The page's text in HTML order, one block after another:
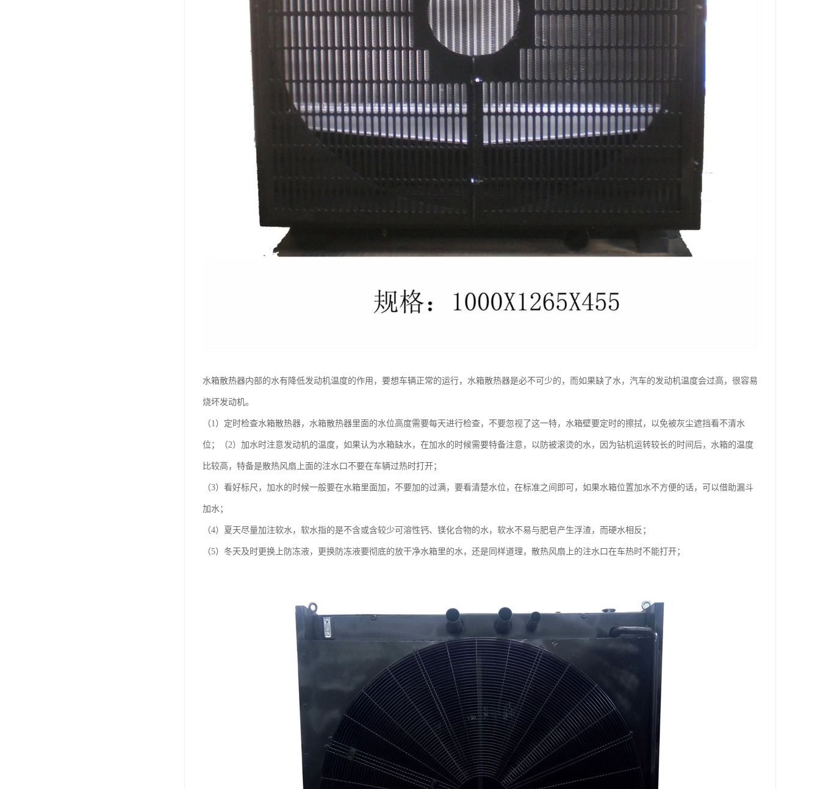
水箱散热器内部的水有降低发动机温度的作用，要想车辆正常的运行，水箱散热器是必不可少的，而如果缺了水，汽车的发动机温度会过高，很容易
烧坏发动机。
（1）定时检查水箱散热器，水箱散热器里面的水位高度需要每天进行检查，不要忽视了这一特，水箱壁要定时的擦拭，以免被灰尘遮挡看不清水
位；（2）加水时注意发动机的温度，如果认为水箱缺水，在加水的时候需要特备注意，以防被滚烫的水，因为钻机运转较长的时间后，水箱的温度
比较高，特备是散热风扇上面的注水口不要在车辆过热时打开；
（3）看好标尺，加水的时候一般要在水箱里面加，不要加的过满，要看清楚水位，在标准之间即可，如果水箱位置加水不方便的话，可以借助漏斗
加水；
（4）夏天尽量加注软水，软水指的是不含或含较少可溶性钙、镁化合物的水，软水不易与肥皂产生浮渣，而硬水相反；
（5）冬天及时更换上防冻液，更换防冻液要彻底的放干净水箱里的水，还是同样道理，散热风扇上的注水口在车热时不能打开；